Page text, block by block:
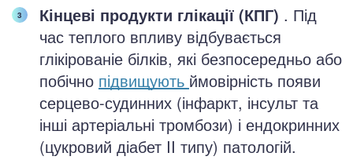
Кінцеві продукти глікації (КПГ) . Під
час теплого впливу відбувається
глікірованіе білків, які безпосередньо або
побічно підвищують ймовірність появи
серцево-судинних (інфаркт, інсульт та
інші артеріальні тромбози) і ендокринних
(цукровий діабет II типу) патологій.